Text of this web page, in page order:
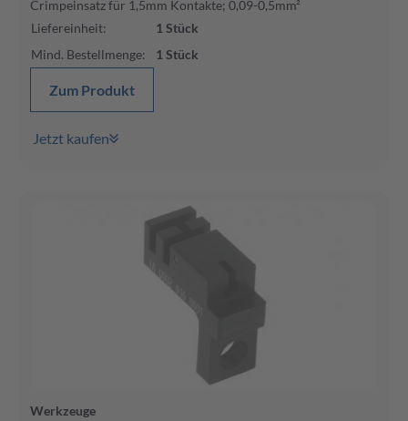
Crimpeinsatz für 1,5mm Kontakte; 0,09-0,5mm²
Liefereinheit: 1 Stück
Mind. Bestellmenge: 1 Stück
Zum Produkt
Jetzt kaufen
Werkzeuge